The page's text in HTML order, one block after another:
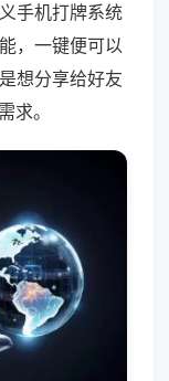
手机打牌系统
，一键便可以
想分享给好友
求。